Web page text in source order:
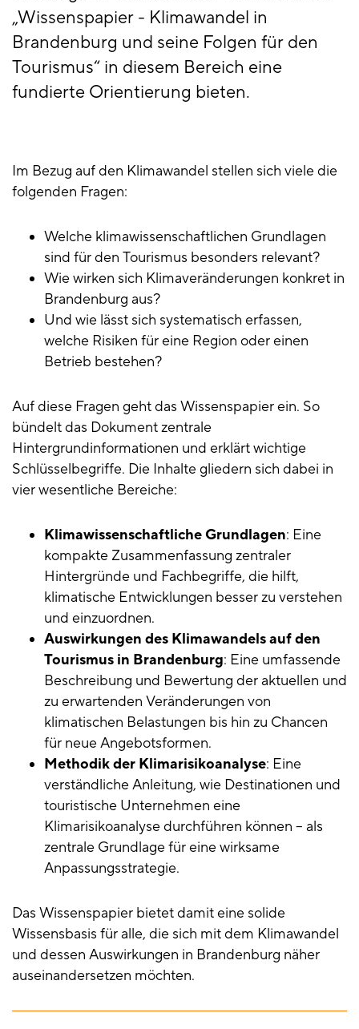
„Wissenspapier - Klimawandel in
Brandenburg und seine Folgen für den
Tourismus“ in diesem Bereich eine
fundierte Orientierung bieten.
Im Bezug auf den Klimawandel stellen sich viele die
folgenden Fragen:
Welche klimawissenschaftlichen Grundlagen
sind für den Tourismus besonders relevant?
Wie wirken sich Klimaveränderungen konkret in
Brandenburg aus?
Und wie lässt sich systematisch erfassen,
welche Risiken für eine Region oder einen
Betrieb bestehen?
Auf diese Fragen geht das Wissenspapier ein. So
bündelt das Dokument zentrale
Hintergrundinformationen und erklärt wichtige
Schlüsselbegriffe. Die Inhalte gliedern sich dabei in
vier wesentliche Bereiche:
Klimawissenschaftliche Grundlagen: Eine
kompakte Zusammenfassung zentraler
Hintergründe und Fachbegriffe, die hilft,
klimatische Entwicklungen besser zu verstehen
und einzuordnen.
Auswirkungen des Klimawandels auf den
Tourismus in Brandenburg: Eine umfassende
Beschreibung und Bewertung der aktuellen und
zu erwartenden Veränderungen von
klimatischen Belastungen bis hin zu Chancen
für neue Angebotsformen.
Methodik der Klimarisikoanalyse: Eine
verständliche Anleitung, wie Destinationen und
touristische Unternehmen eine
Klimarisikoanalyse durchführen können – als
zentrale Grundlage für eine wirksame
Anpassungsstrategie.
Das Wissenspapier bietet damit eine solide
Wissensbasis für alle, die sich mit dem Klimawandel
und dessen Auswirkungen in Brandenburg näher
auseinandersetzen möchten.